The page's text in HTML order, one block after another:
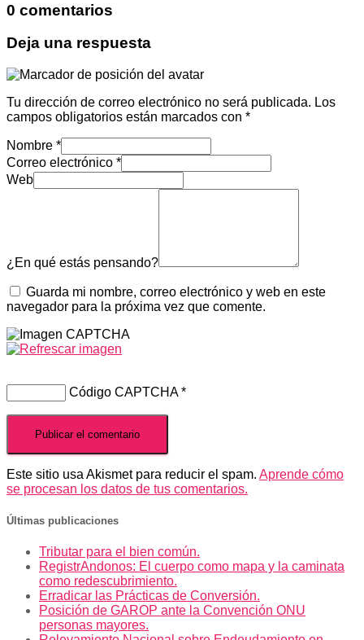
0 comentarios
Deja una respuesta
Tu dirección de correo electrónico no será publicada. Los
campos obligatorios están marcados con *
Nombre *
Correo electrónico *
Web
¿En qué estás pensando?
Guarda mi nombre, correo electrónico y web en este
navegador para la próxima vez que comente.
Código CAPTCHA*
Este sitio usa Akismet para reducir el spam. Aprende cómo
se procesan los datos de tus comentarios.
Últimas publicaciones
Tributar para el bien común.
RegistrAndonos: El cuerpo como mapa y la caminata
como redescubrimiento.
Erradicar las Prácticas de Conversión.
Posición de GAROP ante la Convención ONU
personas mayores.